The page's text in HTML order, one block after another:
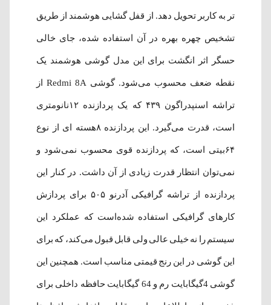
تر به کاربر تحویل دهد. از قفل گشایی هوشمند از طریق
تشخیص چهره بهره در آن استفاده شده، جای خالی
حسگر اثر انگشت برای این مدل گوشی هوشمند یک
نقطه ضعف محسوب می‌شود. گوشی Redmi 8A از
تراشه اسنپدراگون ۴۳۹ که یک پردازنده ۱۲نانومتری
است، قدرت می‌گیرد. این پردازنده ۸هسته ای از نوع
۶۴بیتی است، که پردازنده قوی محسوب نمی‌شود و
نمی‌توان انتظار قدرت زیادی از آن داشت. در کنار این
پردازنده از تراشه گرافیکی آدرنو ۵۰۵ برای پردازش
کارهای گرافیکی استفاده شده‌است که عملکرد این
سیستم را نه خیلی عالی ولی قابل قبول می‌کند، که برای
این گوشی در این رنج قیمتی مناسب است. همچنین این
گوشی 4گیگابایت رم و 64 گیگابایت حافظه داخلی برای